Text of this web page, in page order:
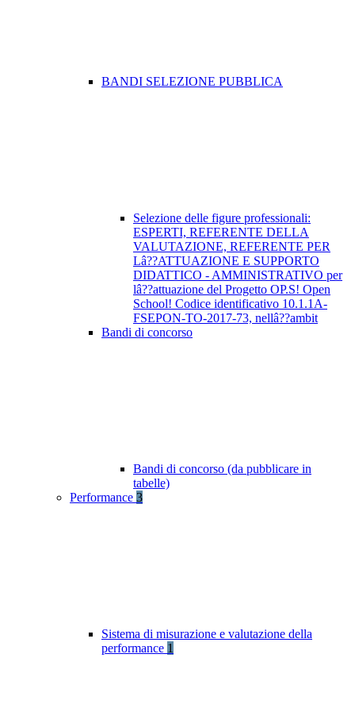
BANDI SELEZIONE PUBBLICA
Selezione delle figure professionali:
ESPERTI, REFERENTE DELLA
VALUTAZIONE, REFERENTE PER
Lâ??ATTUAZIONE E SUPPORTO
DIDATTICO - AMMINISTRATIVO per
lâ??attuazione del Progetto OP.S! Open
School! Codice identificativo 10.1.1A-
FSEPON-TO-2017-73, nellâ??ambit
Bandi di concorso
Bandi di concorso (da pubblicare in
tabelle)
Performance 3
Sistema di misurazione e valutazione della
performance 1